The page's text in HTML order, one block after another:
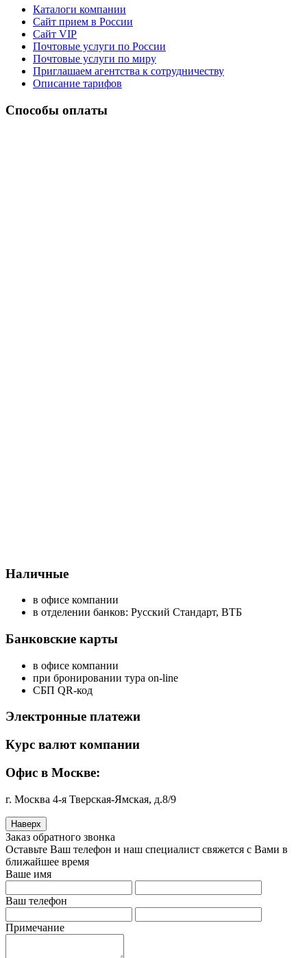
Каталоги компании
Сайт прием в России
Сайт VIP
Почтовые услуги по России
Почтовые услуги по миру
Приглашаем агентства к сотрудничеству
Описание тарифов
Способы оплаты
Наличные
в офисе компании
в отделении банков: Русский Стандарт, ВТБ
Банковские карты
в офисе компании
при бронировании тура on-line
СБП QR-код
Электронные платежи
Курс валют компании
Офис в Москве:
г. Москва 4-я Тверская-Ямская, д.8/9
Наверх
Заказ обратного звонка
Оставьте Ваш телефон и наш специалист свяжется с Вами в
ближайшее время
Ваше имя
Ваш телефон
Примечание